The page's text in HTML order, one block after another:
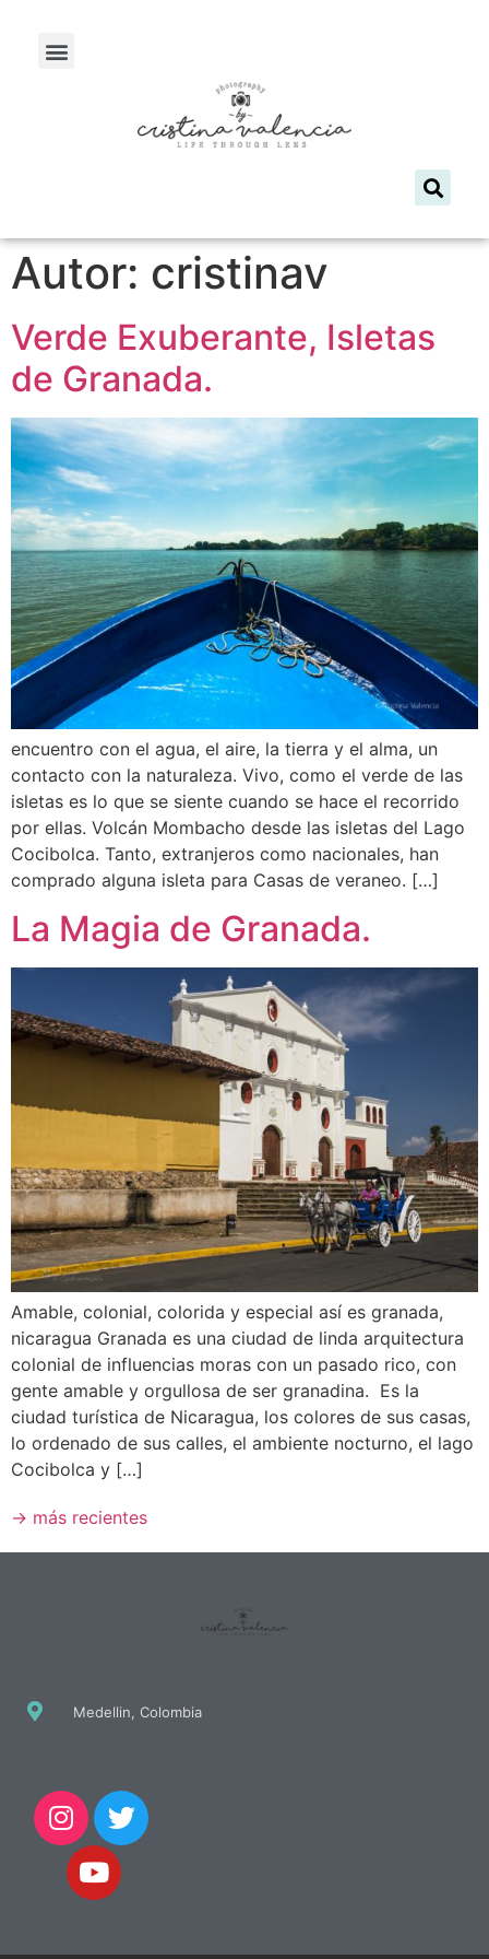
Autor: cristinav
Verde Exuberante, Isletas
de Granada.
encuentro con el agua, el aire, la tierra y el alma, un
contacto con la naturaleza. Vivo, como el verde de las
isletas es lo que se siente cuando se hace el recorrido
por ellas. Volcán Mombacho desde las isletas del Lago
Cocibolca. Tanto, extranjeros como nacionales, han
comprado alguna isleta para Casas de veraneo. […]
La Magia de Granada.
Amable, colonial, colorida y especial así es granada,
nicaragua Granada es una ciudad de linda arquitectura
colonial de influencias moras con un pasado rico, con
gente amable y orgullosa de ser granadina. Es la
ciudad turística de Nicaragua, los colores de sus casas,
lo ordenado de sus calles, el ambiente nocturno, el lago
Cocibolca y […]
→ más recientes
Medellin, Colombia